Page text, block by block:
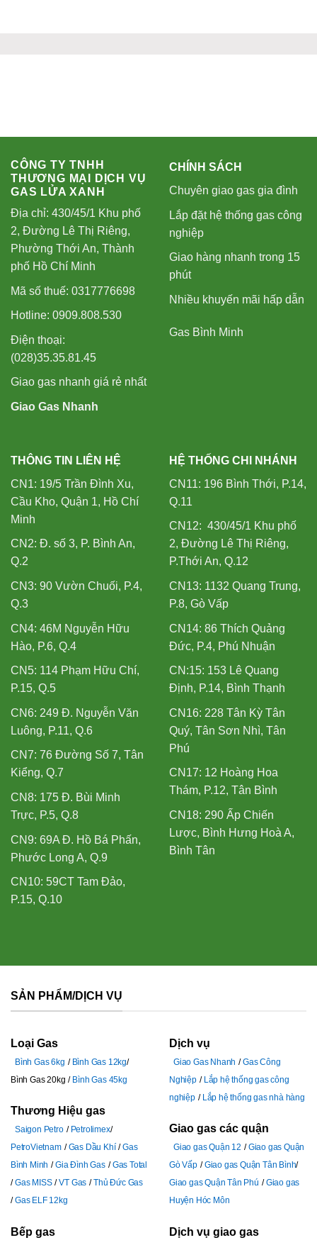
CÔNG TY TNHH
THƯƠNG MẠI DỊCH VỤ
GAS LỬA XANH
Địa chỉ: 430/45/1 Khu phố
2, Đường Lê Thị Riêng,
Phường Thới An, Thành
phố Hồ Chí Minh
Mã số thuế: 0317776698
Hotline: 0909.808.530
Điện thoại:
(028)35.35.81.45
Giao gas nhanh giá rẻ nhất
Giao Gas Nhanh
CHÍNH SÁCH
Chuyên giao gas gia đình
Lắp đặt hệ thống gas công
nghiệp
Giao hàng nhanh trong 15
phút
Nhiều khuyến mãi hấp dẫn
Gas Bình Minh
THÔNG TIN LIÊN HỆ
CN1: 19/5 Trần Đình Xu,
Cầu Kho, Quận 1, Hồ Chí
Minh
CN2: Đ. số 3, P. Bình An,
Q.2
CN3: 90 Vườn Chuối, P.4,
Q.3
CN4: 46M Nguyễn Hữu
Hào, P.6, Q.4
CN5: 114 Phạm Hữu Chí,
P.15, Q.5
CN6: 249 Đ. Nguyễn Văn
Luông, P.11, Q.6
CN7: 76 Đường Số 7, Tân
Kiểng, Q.7
CN8: 175 Đ. Bùi Minh
Trực, P.5, Q.8
CN9: 69A Đ. Hồ Bá Phấn,
Phước Long A, Q.9
CN10: 59CT Tam Đảo,
P.15, Q.10
HỆ THỐNG CHI NHÁNH
CN11: 196 Bình Thới, P.14,
Q.11
CN12: 430/45/1 Khu phố
2, Đường Lê Thị Riêng,
P.Thới An, Q.12
CN13: 1132 Quang Trung,
P.8, Gò Vấp
CN14: 86 Thích Quảng
Đức, P.4, Phú Nhuận
CN:15: 153 Lê Quang
Định, P.14, Bình Thạnh
CN16: 228 Tân Kỳ Tân
Quý, Tân Sơn Nhì, Tân
Phú
CN17: 12 Hoàng Hoa
Thám, P.12, Tân Bình
CN18: 290 Ấp Chiến
Lược, Bình Hưng Hoà A,
Bình Tân
SẢN PHẨM/DỊCH VỤ
Loại Gas
Bình Gas 6kg
Bình Gas 12kg
Bình Gas 20kg
Bình Gas 45kg
Thương Hiệu gas
Saigon Petro
Petrolimex
PetroVietnam
Gas Dầu Khí
Gas
Bình Minh
Gia Đình Gas
Gas Total
Gas MISS
VT Gas
Thủ Đức Gas
Gas ELF 12kg
Bếp gas
Dịch vụ
Giao Gas Nhanh
Gas Công
Nghiệp
Lắp hệ thống gas công
nghiệp
Lắp hệ thống gas nhà hàng
Giao gas các quận
Giao gas Quận 12
Giao gas Quận
Gò Vấp
Giao gas Quận Tân Bình
Giao gas Quận Tân Phú
Giao gas
Huyện Hóc Môn
Dịch vụ giao gas